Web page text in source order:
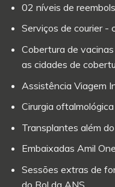
02 níveis de
Serviços de courier -
Cobertura de
as cidades de
Assistência Viagem
Cirurgia
Transplantes além
Embaixadas Amil One
Sessões extras de
do Rol da ANS